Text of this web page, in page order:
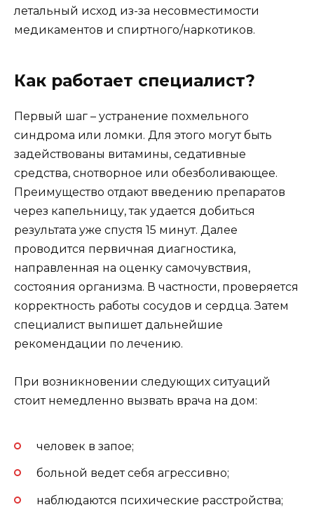
летальный исход из-за несовместимости
медикаментов и спиртного/наркотиков.
Как работает специалист?
Первый шаг – устранение похмельного
синдрома или ломки. Для этого могут быть
задействованы витамины, седативные
средства, снотворное или обезболивающее.
Преимущество отдают введению препаратов
через капельницу, так удается добиться
результата уже спустя 15 минут. Далее
проводится первичная диагностика,
направленная на оценку самочувствия,
состояния организма. В частности, проверяется
корректность работы сосудов и сердца. Затем
специалист выпишет дальнейшие
рекомендации по лечению.
При возникновении следующих ситуаций
стоит немедленно вызвать врача на дом:
человек в запое;
больной ведет себя агрессивно;
наблюдаются психические расстройства;